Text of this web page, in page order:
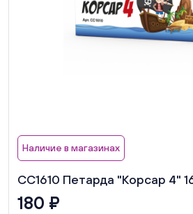
Наличие в магазинах
СС1610 Петарда "Корсар 4"
180 ₽